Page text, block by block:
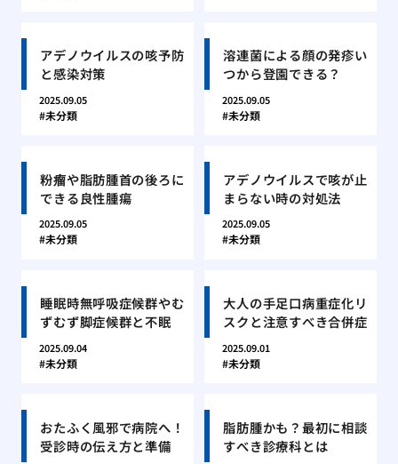
アデノウイルスの咳予防
と感染対策
2025.09.05
未分類
溶連菌による顔の発疹い
つから登園できる？
2025.09.05
未分類
粉瘤や脂肪腫首の後ろに
できる良性腫瘍
2025.09.05
未分類
アデノウイルスで咳が止
まらない時の対処法
2025.09.05
未分類
睡眠時無呼吸症候群やむ
ずむず脚症候群と不眠
2025.09.04
未分類
大人の手足口病重症化リ
スクと注意すべき合併症
2025.09.01
未分類
おたふく風邪で病院へ！
受診時の伝え方と準備
脂肪腫かも？最初に相談
すべき診療科とは